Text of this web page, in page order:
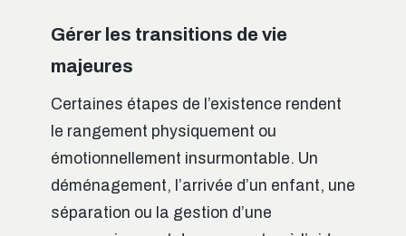
Gérer les transitions de vie
majeures
Certaines étapes de l’existence rendent
le rangement physiquement ou
émotionnellement insurmontable. Un
déménagement, l’arrivée d’un enfant, une
séparation ou la gestion d’une